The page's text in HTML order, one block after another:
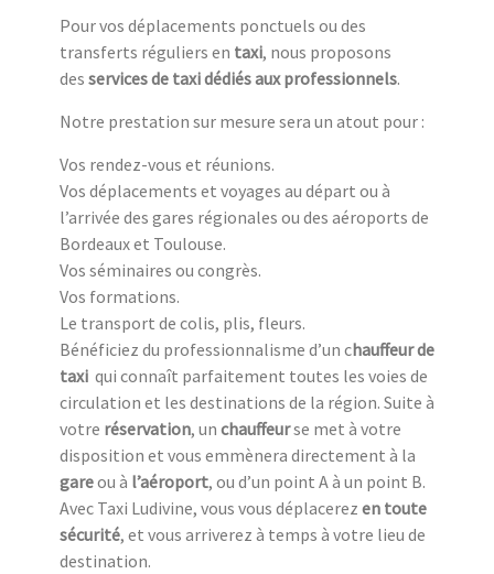
Pour vos déplacements ponctuels ou des
transferts réguliers en taxi, nous proposons
des services de taxi dédiés aux professionnels.
Notre prestation sur mesure sera un atout pour :
Vos rendez-vous et réunions.
Vos déplacements et voyages au départ ou à
l’arrivée des gares régionales ou des aéroports de
Bordeaux et Toulouse.
Vos séminaires ou congrès.
Vos formations.
Le transport de colis, plis, fleurs.
Bénéficiez du professionnalisme d’un chauffeur de
taxi qui connaît parfaitement toutes les voies de
circulation et les destinations de la région. Suite à
votre réservation, un chauffeurse met à votre
disposition et vous emmènera directement à la
gareou à l’aéroport, ou d’un point A à un point B.
Avec Taxi Ludivine, vous vous déplacerez en toute
sécurité, et vous arriverez à temps à votre lieu de
destination.